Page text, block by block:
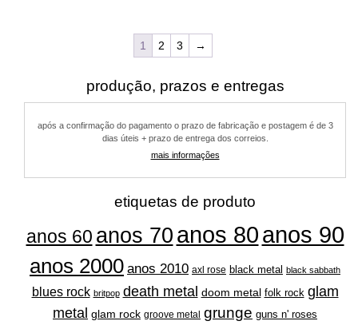
variantes.
opções
podem
escolhidas
do
produto
opções
podem
escolhidas
do
1 2 3 →
produção, prazos e entregas
após a confirmação do pagamento o prazo de fabricação e postagem é de 3
dias úteis + prazo de entrega dos correios.
mais informações
etiquetas de produto
anos 60 anos 70 anos 80anos 90
anos 2000 anos 2010 axl rose black metal black sabbath
blues rock britpop death metal doom metal folk rock glam
metal glam rock groove metal grunge guns n' roses